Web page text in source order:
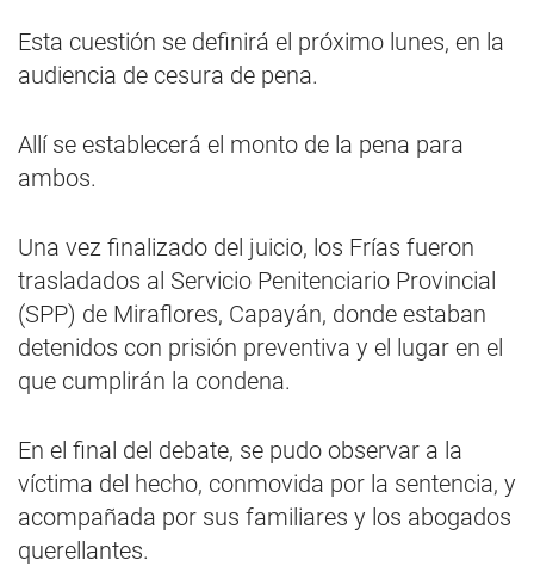
Esta cuestión se definirá el próximo lunes, en la
audiencia de cesura de pena.
Allí se establecerá el monto de la pena para
ambos.
Una vez finalizado del juicio, los Frías fueron
trasladados al Servicio Penitenciario Provincial
(SPP) de Miraflores, Capayán, donde estaban
detenidos con prisión preventiva y el lugar en el
que cumplirán la condena.
En el final del debate, se pudo observar a la
víctima del hecho, conmovida por la sentencia, y
acompañada por sus familiares y los abogados
querellantes.